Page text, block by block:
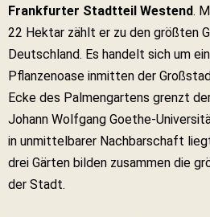
Frankfurter Stadtteil Westend.
22 Hektar zählt er zu den größten
Deutschland. Es handelt sich um
Pflanzenoase inmitten der
Ecke des Palmengartens grenzt
Johann Wolfgang Goethe-
in unmittelbarer Nachbarschaft
drei Gärten bilden zusammen die
der Stadt.